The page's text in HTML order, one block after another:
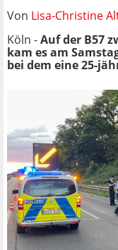
Von Lisa-Christine
Köln -Auf der B57
kam es am
bei dem eine 25-